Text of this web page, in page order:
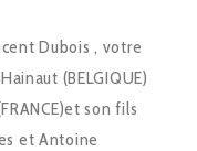
Dubois , votre
(BELGIQUE)
son fils
et Antoine